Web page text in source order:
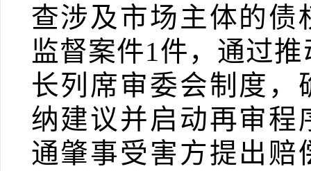
查涉及市场主体的债
监督案件1件，通过
长列席审委会制度，
纳建议并启动再审程
通肇事受害方提出赔